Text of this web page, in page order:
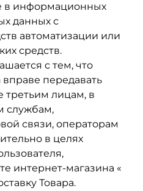
в информационных
данных с
автоматизации или
средств.
с тем, что
передавать
третьим лицам, в
службам,
связи, операторам
в целях
интернет-магазина «
Товара.